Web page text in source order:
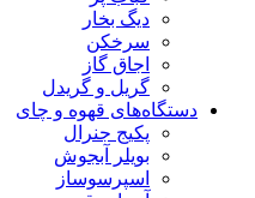
دیگ بخار
سرخکن
اجاق گاز
گریل و گریدل
دستگاه‌های قهوه و چای
پکیج جنرال
بویلر آبجوش
اسپرسوساز